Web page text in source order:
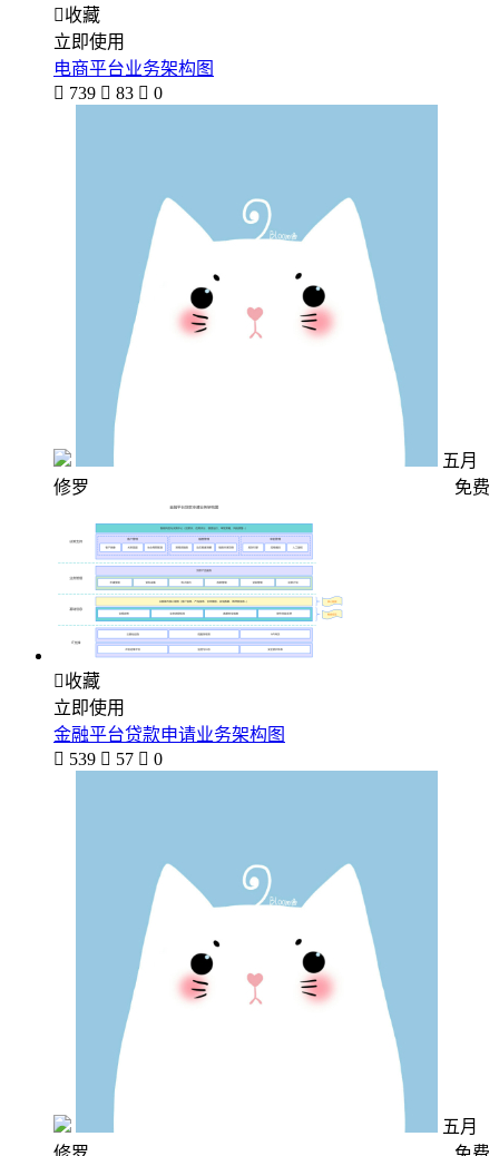
收藏
立即使用
电商平台业务架构图
 739  83  0
五月
修罗
免费
收藏
立即使用
金融平台贷款申请业务架构图
 539  57  0
五月